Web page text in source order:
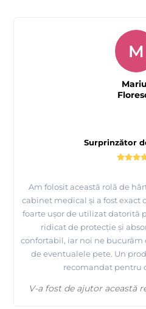
Surprinzător
Am folosit această rolă de
cabinet medical și a fost exact
foarte ușor de utilizat datorită
ridicat de protecție și
confortabil, iar noi ne
de eventualele pete. Un
recomandat pentru
M
V-a fost de ajutor această